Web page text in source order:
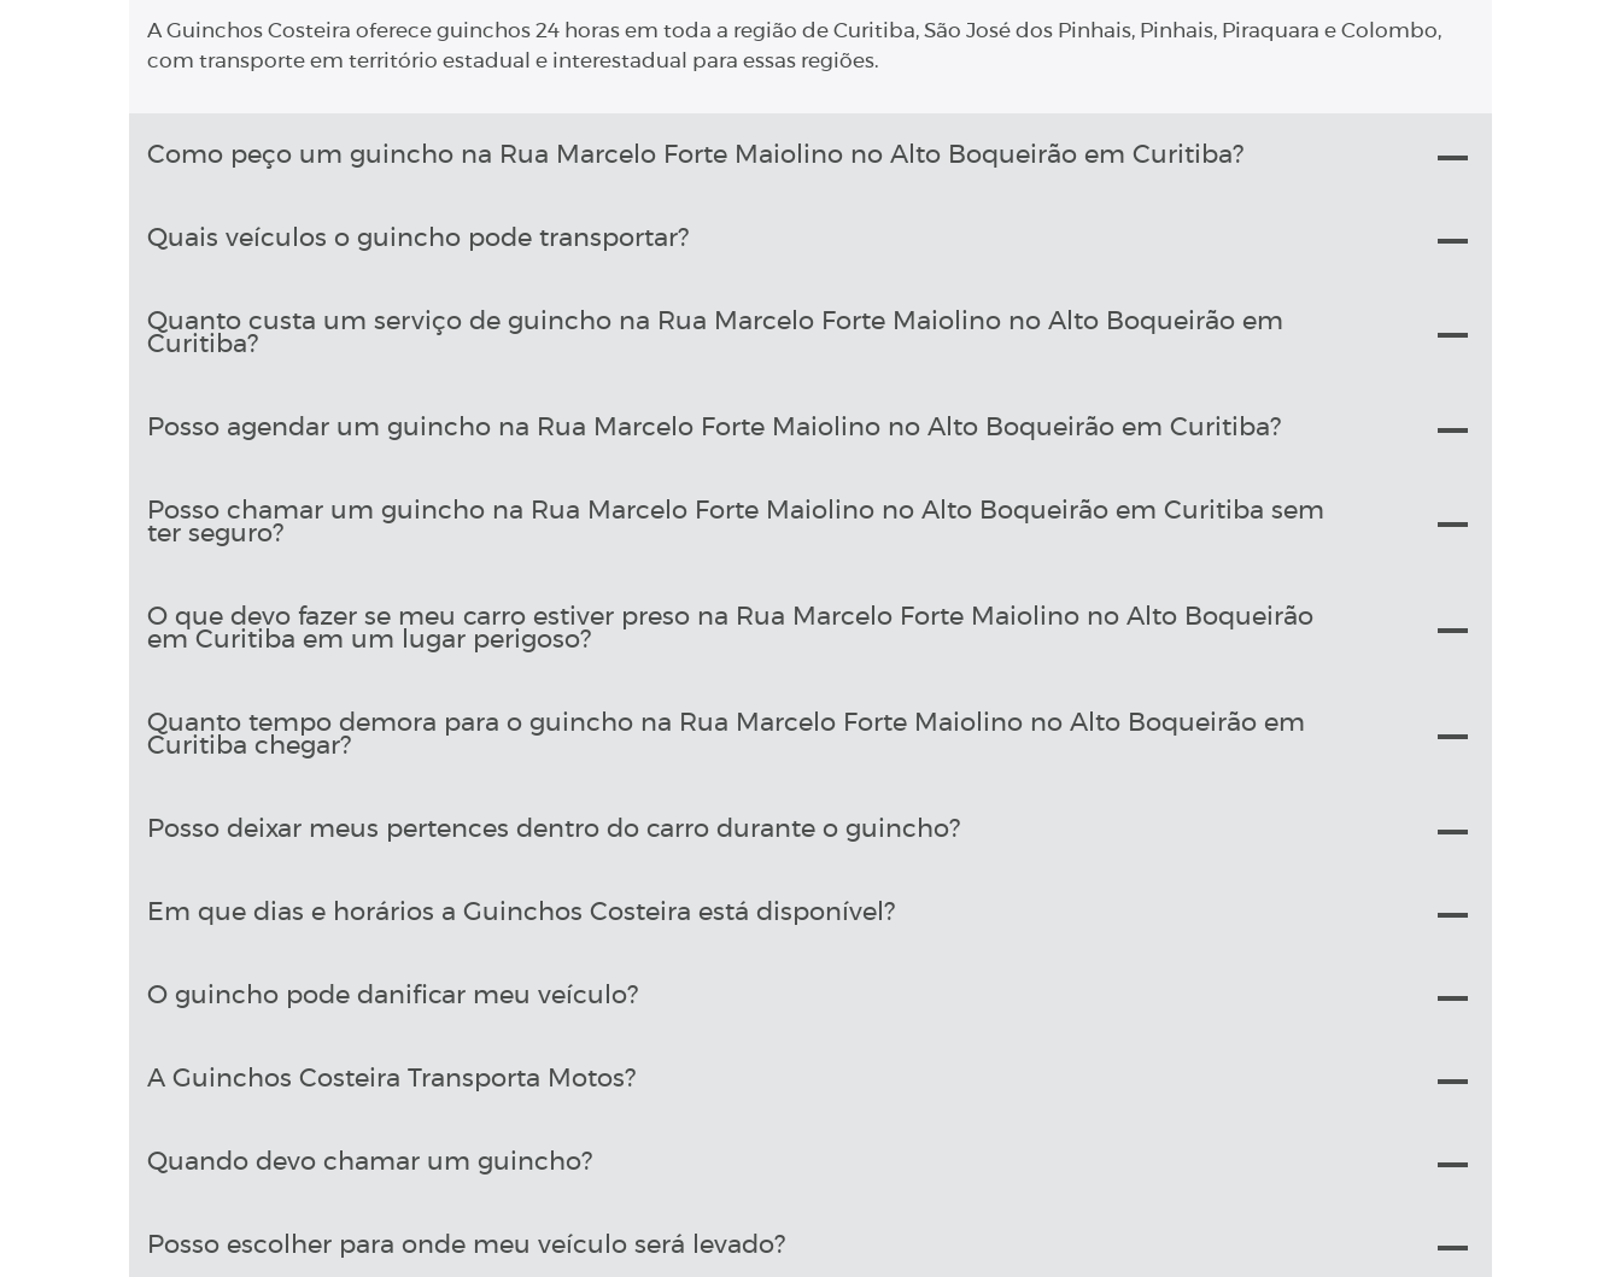
A Guinchos Costeira oferece guinchos 24 horas em toda a região de Curitiba, São José dos Pinhais, Pinhais, Piraquara e Colombo,
com transporte em território estadual e interestadual para essas regiões.
Como peço um guincho na Rua Marcelo Forte Maiolino no Alto Boqueirão em Curitiba?
Quais veículos o guincho pode transportar?
Quanto custa um serviço de guincho na Rua Marcelo Forte Maiolino no Alto Boqueirão em
Curitiba?
Posso agendar um guincho na Rua Marcelo Forte Maiolino no Alto Boqueirão em Curitiba?
Posso chamar um guincho na Rua Marcelo Forte Maiolino no Alto Boqueirão em Curitiba sem
ter seguro?
O que devo fazer se meu carro estiver preso na Rua Marcelo Forte Maiolino no Alto Boqueirão
em Curitiba em um lugar perigoso?
Quanto tempo demora para o guincho na Rua Marcelo Forte Maiolino no Alto Boqueirão em
Curitiba chegar?
Posso deixar meus pertences dentro do carro durante o guincho?
Em que dias e horários a Guinchos Costeira está disponível?
O guincho pode danificar meu veículo?
A Guinchos Costeira Transporta Motos?
Quando devo chamar um guincho?
Posso escolher para onde meu veículo será levado?